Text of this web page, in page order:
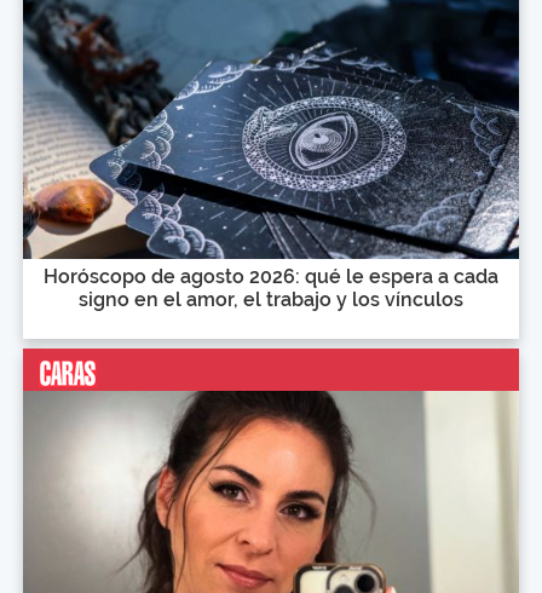
Horóscopo de agosto 2026: qué le espera a cada
signo en el amor, el trabajo y los vínculos